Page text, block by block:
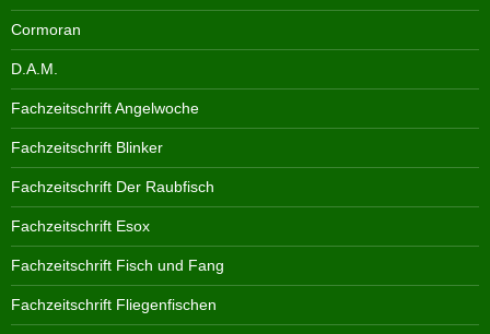
Cormoran
D.A.M.
Fachzeitschrift Angelwoche
Fachzeitschrift Blinker
Fachzeitschrift Der Raubfisch
Fachzeitschrift Esox
Fachzeitschrift Fisch und Fang
Fachzeitschrift Fliegenfischen